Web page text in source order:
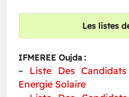
Les listes
IFMEREE Oujda :
– Liste Des
Energie Solaire